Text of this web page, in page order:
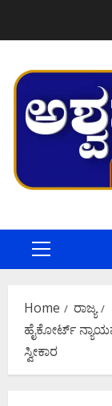
Primary
Home
ರಾಜ್ಯ
ಹೈಕೋರ್ಟ್
ಸ್ವೀಕಾರ